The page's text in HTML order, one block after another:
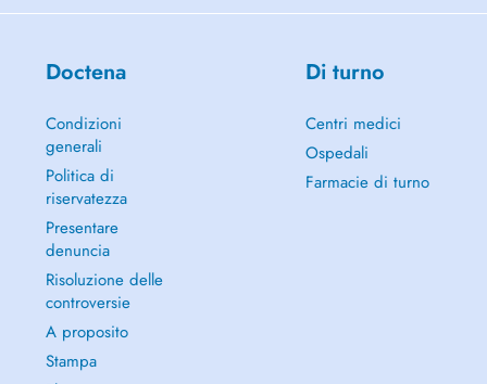
Doctena
Condizioni
generali
Politica di
riservatezza
Presentare
denuncia
Risoluzione delle
controversie
A proposito
Stampa
Di turno
Centri medici
Ospedali
Farmacie di turno